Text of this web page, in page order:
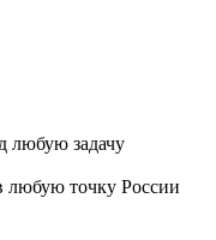
любую задачу
любую точку России